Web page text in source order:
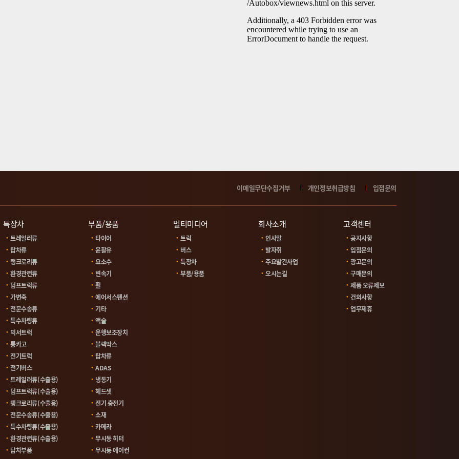
이메일무단수집거부 개인정보취급방침 입점문의
특장차
트레일러류
탑차류
탱크로리류
환경관련류
덤프트럭류
가변축
전문수송류
특수차량류
믹서트럭
롱카고
전기트럭
전기버스
트레일러류(수출용)
덤프트럭류(수출용)
탱크로리류(수출용)
전문수송류(수출용)
특수차량류(수출용)
환경관련류(수출용)
탑차부품
부품/용품
타이어
윤활유
요소수
변속기
휠
에어서스펜션
기타
액슬
운행보조장치
블랙박스
탑차류
ADAS
냉동기
헤드셋
전기 충전기
소재
카메라
무시동 히터
무시동 에어컨
멀티미디어
트럭
버스
특장차
부품/용품
회사소개
인사말
발자취
주요발간사업
오시는길
고객센터
공지사항
입점문의
광고문의
구매문의
제품 오류제보
건의사항
업무제휴